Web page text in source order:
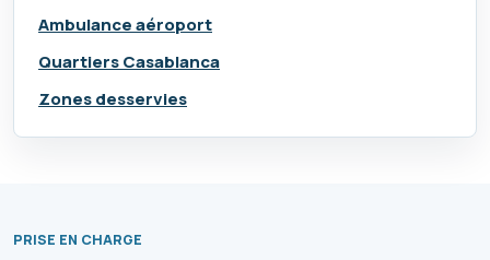
Ambulance aéroport
Quartiers Casablanca
Zones desservies
PRISE EN CHARGE